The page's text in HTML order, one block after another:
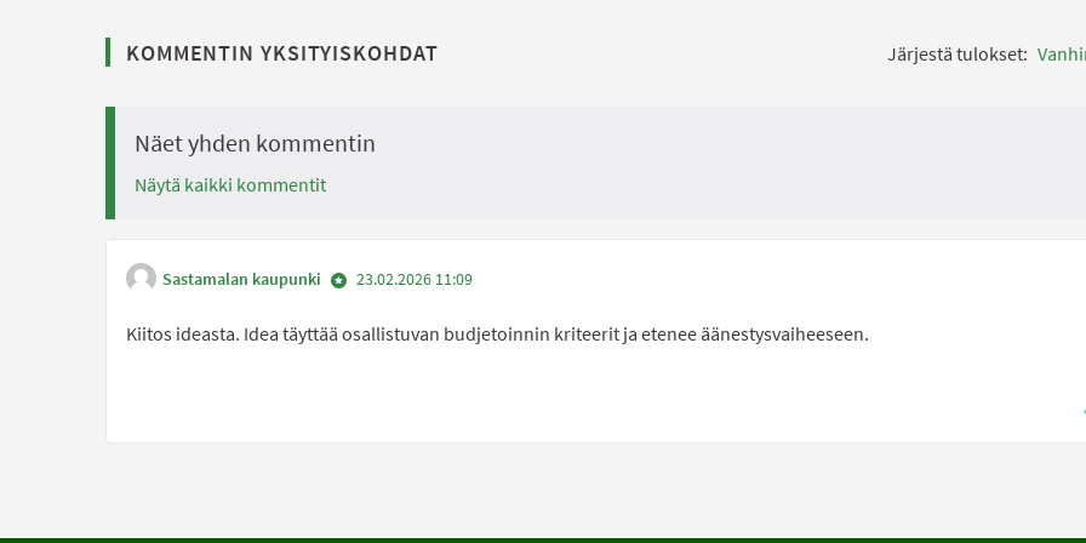
KOMMENTIN YKSITYISKOHDAT Järjestä tulokset:
Näet yhden kommentin
Näytä kaikki kommentit
Sastamalan kaupunki 23.02.2026 11:09
Kiitos ideasta. Idea täyttää osallistuvan budjetoinnin kriteerit ja etenee äänestysvaiheeseen.